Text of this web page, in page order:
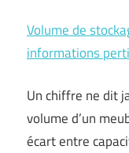
Volume de
informations
Un chiffre ne dit
volume d’un
écart entre